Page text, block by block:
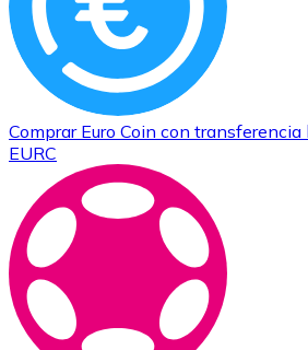
Comprar Euro Coin con transferencia
EURC